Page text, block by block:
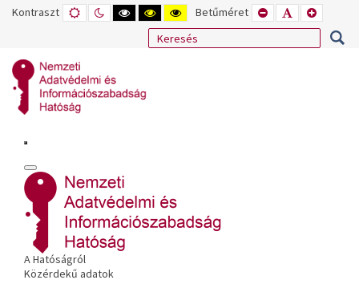
Kontraszt ALAPÉRTELMEZETT
MÓD
ÉJSZAKAI
MÓD
NAGY
KONTRASZTÚ
FEKETE-
FEHÉR
NAGY
KONTRASZTÚ
FEKETE
SÁRGA
NAGY
KONTRASZTÚ
SÁRGA
FEKETE
Betűméret KISEBB
BETŰTÍPUS
BEÁLLÍTÁSA
BETŰMÉRET
BEÁLLÍTÁSA
A Hatóságról
Közérdekű adatok